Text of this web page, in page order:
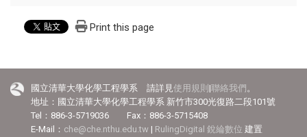
Print this page
國立清華大學化學工程學系 請詳見使用規則 |聯絡我們 。
地址：國立清華大學化學工程學系 新竹市300光復路二段101號
Tel：886-3-5719036 Fax：886-3-5715408
E-Mail： che@che.nthu.edu.tw | RulingDigital 銳綸數位 建置